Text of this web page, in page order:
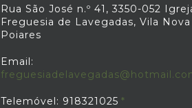
Rua São José n.º 41, 3350-052
Freguesia de Lavegadas, Vila
Poiares
Email:
Telemóvel: 918321025